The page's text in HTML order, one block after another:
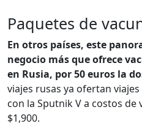
Paquetes de
En otros países, este
negocio más que ofrece
en Rusia, por 50 euros la
viajes rusas ya ofertan
con la Sputnik V a costos de
$1,900.